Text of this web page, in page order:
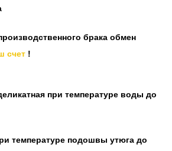
брака обмен
счет !
при температуре воды до
температуре подошвы утюга до